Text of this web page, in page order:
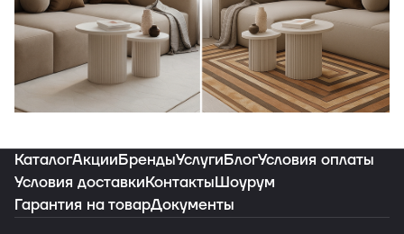
ваш интерьер
Заказать подборку
КаталогАкцииБрендыУслугиБлогУсловия оплаты
Условия доставкиКонтактыШоурум
Гарантия на товарДокументы